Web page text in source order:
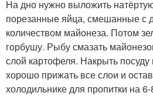
На дно нужно выложить
порезанные яйца, смешанные с
количеством майонеза. Потом
горбушу. Рыбу смазать
слой картофеля. Накрыть
хорошо прижать все слои и
холодильнике для пропитки на 6-